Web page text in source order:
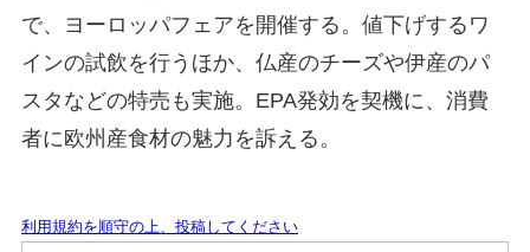
で、ヨーロッパフェアを開催する。値下げするワ
インの試飲を行うほか、仏産のチーズや伊産のパ
スタなどの特売も実施。EPA発効を契機に、消費
者に欧州産食材の魅力を訴える。